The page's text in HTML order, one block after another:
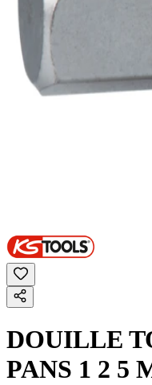
DOUILLE
PANS 1 2 5